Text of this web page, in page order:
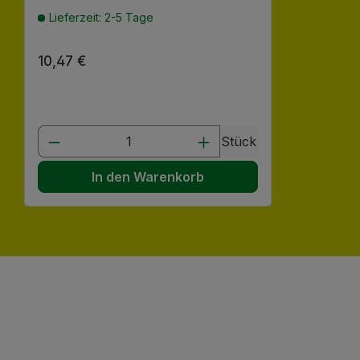
Lieferzeit: 2-5 Tage
Regulärer Preis:
10,47 €
Produkt Anzahl: Gib den
Stück
In den Warenkorb